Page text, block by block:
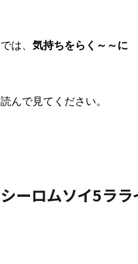
では、 気持ちをらく～～に
読んで見てください。
シーロムソイ5ラ